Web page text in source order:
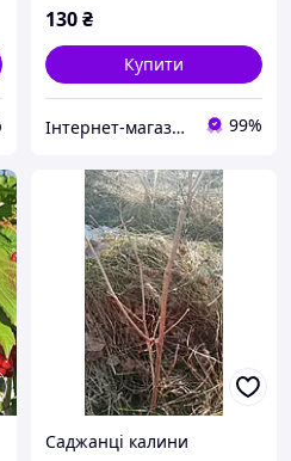
130₴
Купити
Інтернет-магазин "Магазин Рослин" Власне Виробництво🌱 99%
Саджанці калини